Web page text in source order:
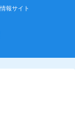
報サイト